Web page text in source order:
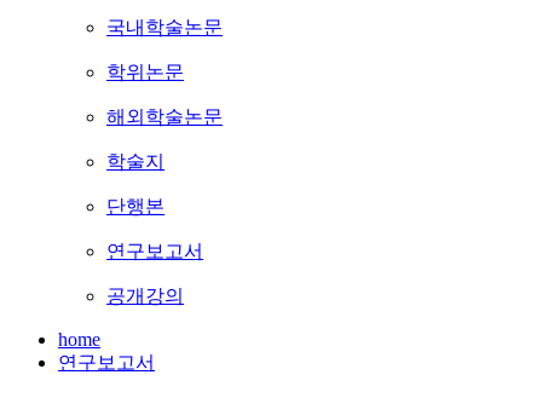
국내학술논문
학위논문
해외학술논문
학술지
단행본
연구보고서
공개강의
home
연구보고서